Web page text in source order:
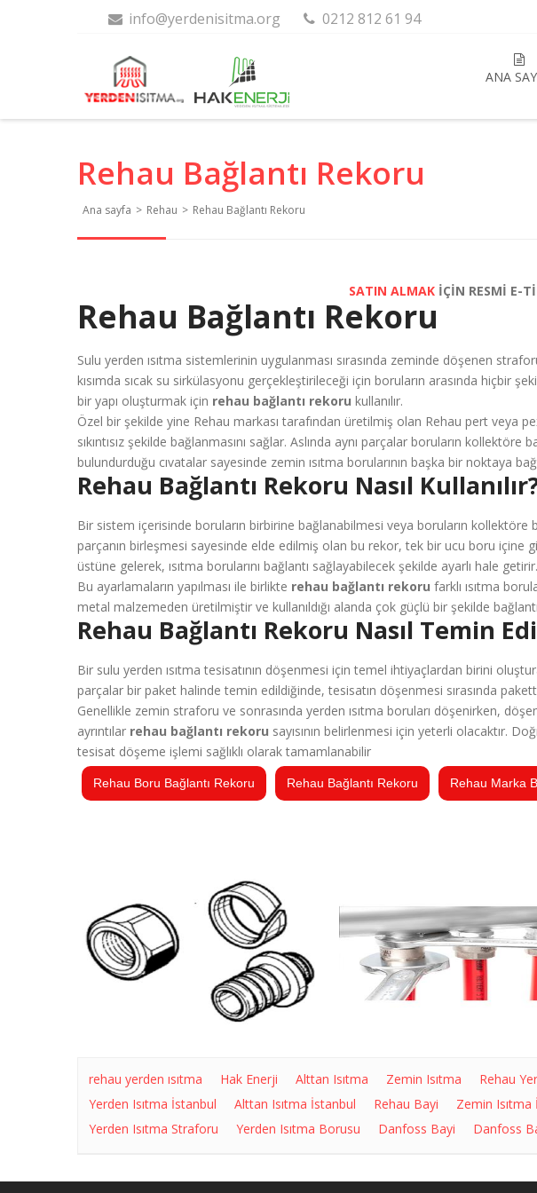
info@yerdenisitma.org 0212 812 61 94
ANA
Rehau Bağlantı Rekoru
Ana sayfa > Rehau > Rehau Bağlantı Rekoru
SATIN ALMAKİÇİN RESMİ E-
Rehau Bağlantı Rekoru
Sulu yerden ısıtma sistemlerinin uygulanması sırasında zeminde döşenen
kısımda sıcak su sirkülasyonu gerçekleştirileceği için boruların arasında hiçbir
bir yapı oluşturmak için rehau bağlantı rekoru kullanılır.
Özel bir şekilde yine Rehau markası tarafından üretilmiş olan Rehau pert veya
sıkıntısız şekilde bağlanmasını sağlar. Aslında aynı parçalar boruların kollektöre
bulundurduğu cıvatalar sayesinde zemin ısıtma borularının başka bir noktaya
Rehau Bağlantı Rekoru Nasıl
Bir sistem içerisinde boruların birbirine bağlanabilmesi veya boruların kollektöre
parçanın birleşmesi sayesinde elde edilmiş olan bu rekor, tek bir ucu boru içine
üstüne gelerek, ısıtma borularını bağlantı sağlayabilecek şekilde ayarlı hale getirir.
Bu ayarlamaların yapılması ile birlikte rehau bağlantı rekoru farklı ısıtma
metal malzemeden üretilmiştir ve kullanıldığı alanda çok güçlü bir şekilde
Rehau Bağlantı Rekoru Nasıl Temin
Bir sulu yerden ısıtma tesisatının döşenmesi için temel ihtiyaçlardan birini
parçalar bir paket halinde temin edildiğinde, tesisatın döşenmesi sırasında
Genellikle zemin straforu ve sonrasında yerden ısıtma boruları döşenirken,
ayrıntılar rehau bağlantı rekoru sayısının belirlenmesi için yeterli olacaktır.
tesisat döşeme işlemi sağlıklı olarak tamamlanabilir
Rehau Boru Bağlantı Rekoru Rehau Bağlantı Rekoru Rehau Marka
rehau yerden ısıtma Hak Enerji Alttan Isıtma Zemin Isıtma Rehau
Yerden Isıtma İstanbul
Alttan Isıtma İstanbul Rehau Bayi Zemin Isıtma
Yerden Isıtma Straforu
Yerden Isıtma Borusu Danfoss Bayi Danfoss